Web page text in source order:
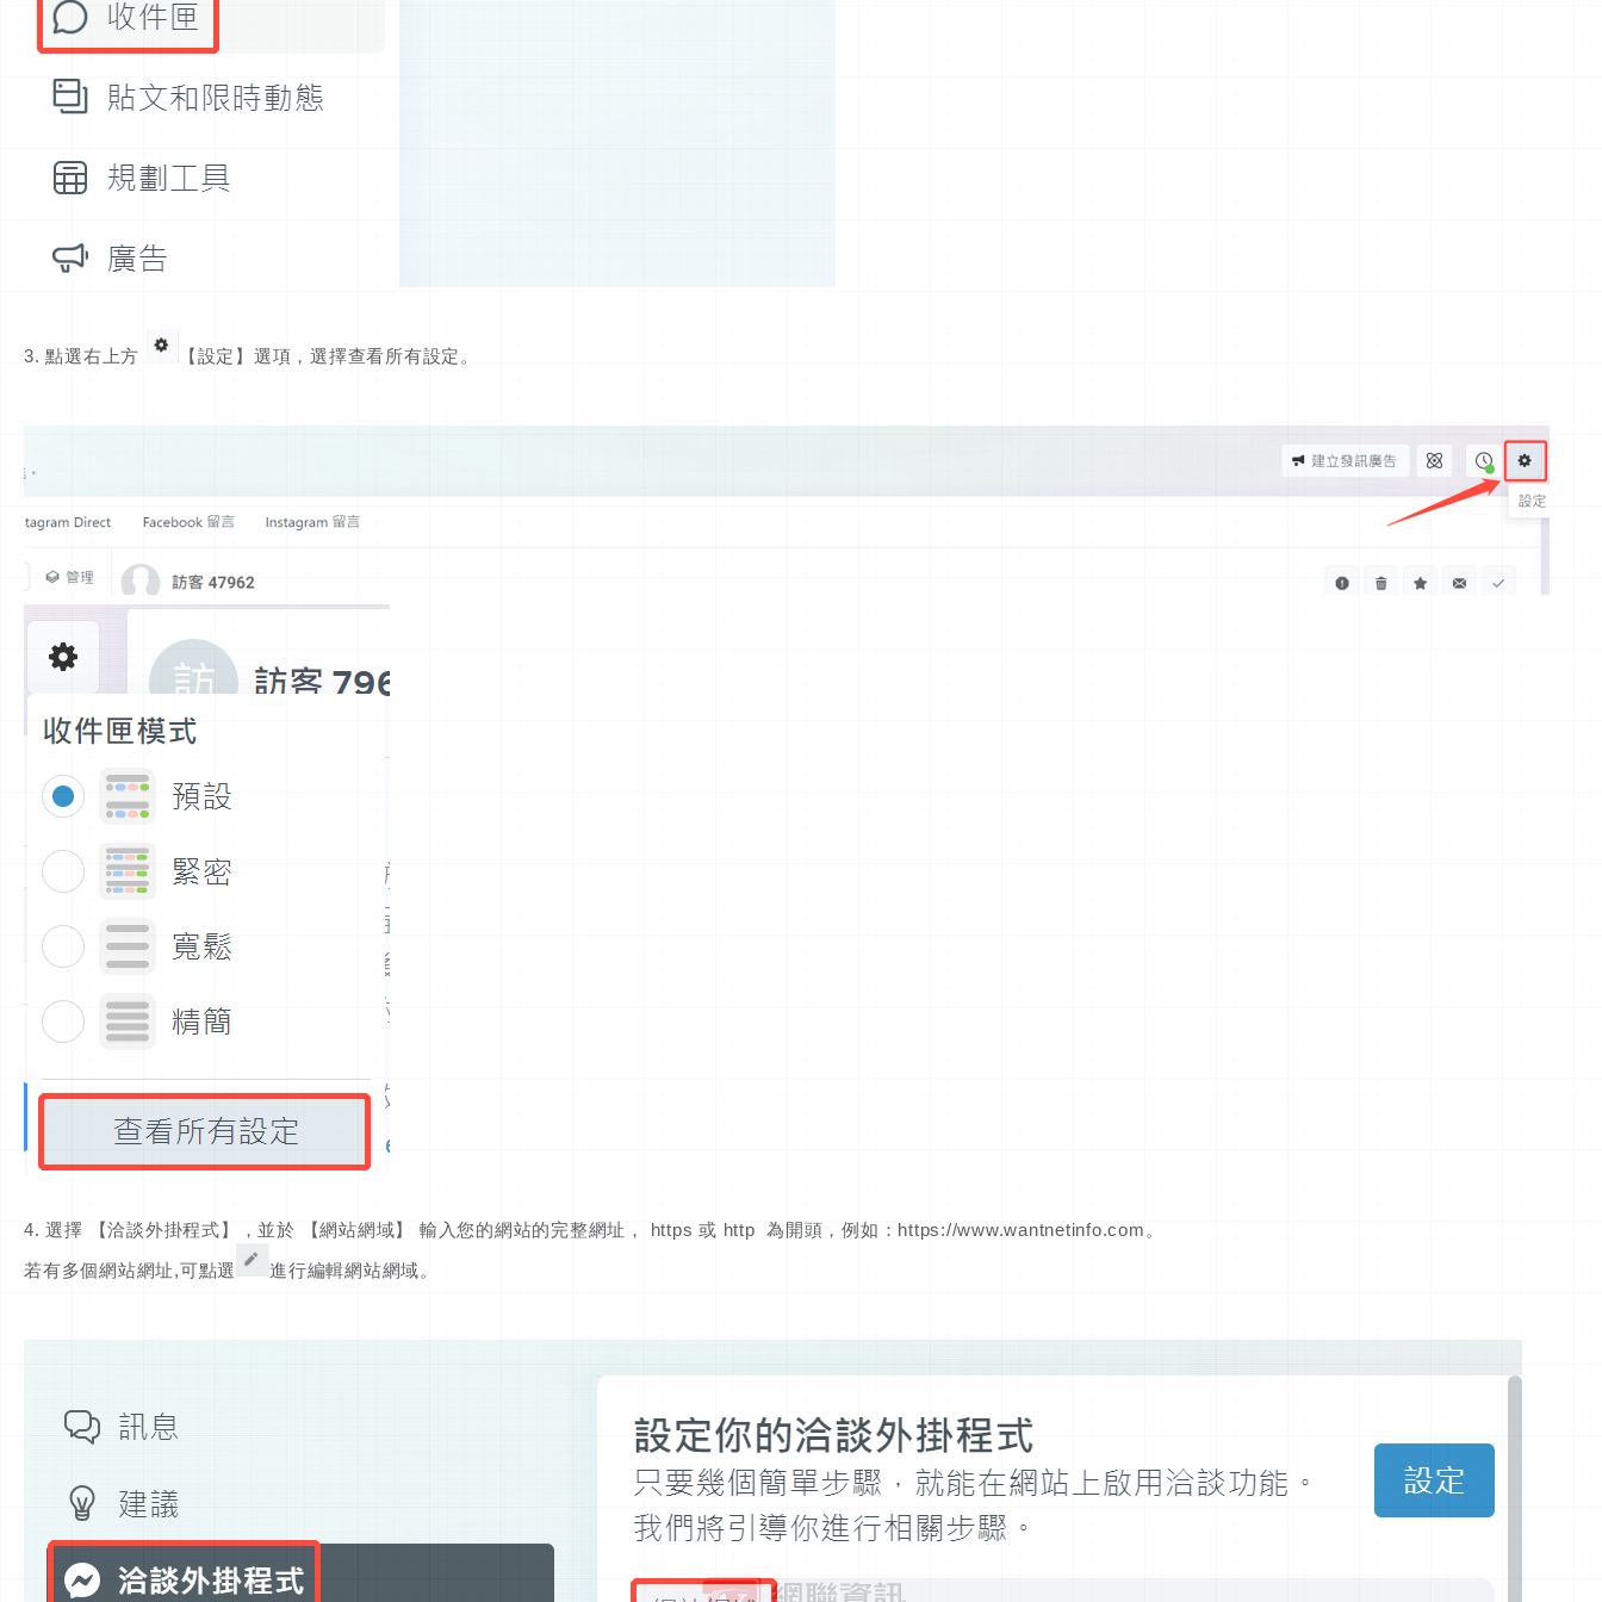
3. 點選右上方 【設定】選項，選擇查看所有設定。
4. 選擇 【洽談外掛程式】，並於 【網站網域】 輸入您的網站的完整網址， https 或 http 為開頭，例如：https://www.wantnetinfo.com。
若有多個網站網址,可點選
進行編輯網站網域。